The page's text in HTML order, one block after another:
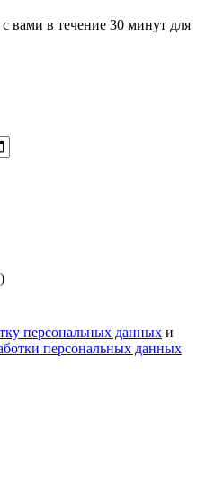
вами в течение 30 минут для
персональных данных и
персональных данных